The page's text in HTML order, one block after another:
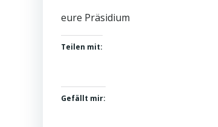
eure Präsidium
Teilen mit:
Gefällt mir: